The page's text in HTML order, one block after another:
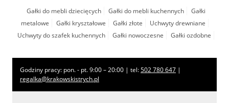
Gałki do mebli dziecięcych Gałki do mebli kuchennych
Gałki
metalowe
Gałki kryształowe Gałki złote
Uchwyty drewniane
Uchwyty do szafek kuchennych
Gałki nowoczesne Gałki ozdobne
Godziny pracy: pon. - pt. 9:00 – 20:00 | tel:502 780 647 |
regalka@krakowskistrych.pl